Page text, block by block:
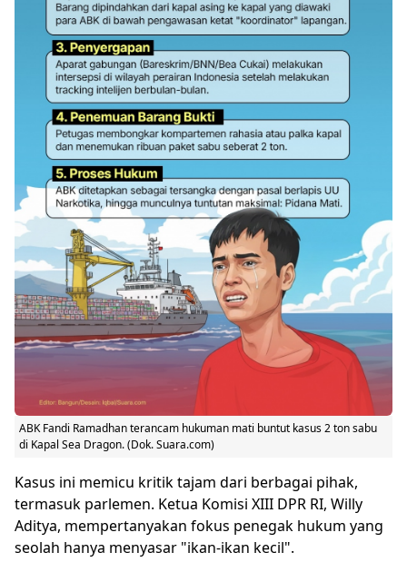
ABK Fandi Ramadhan terancam hukuman mati buntut kasus 2 ton sabu
di Kapal Sea Dragon. (Dok. Suara.com)
Kasus ini memicu kritik tajam dari berbagai pihak,
termasuk parlemen. Ketua Komisi XIII DPR RI, Willy
Aditya, mempertanyakan fokus penegak hukum yang
seolah hanya menyasar "ikan-ikan kecil".